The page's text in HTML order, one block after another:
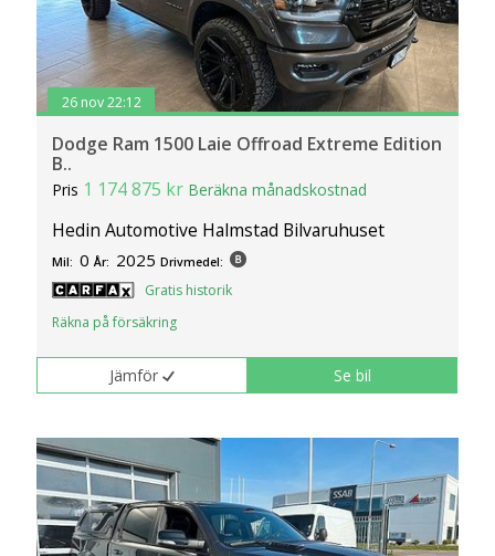
26 nov 22:12
Dodge Ram 1500 Laie Offroad Extreme Edition
B..
Pris 1 174 875 kr Beräkna månadskostnad
Hedin Automotive Halmstad Bilvaruhuset
Mil: 0 År: 2025 Drivmedel:
Gratis historik
Räkna på försäkring
Jämför Se bil